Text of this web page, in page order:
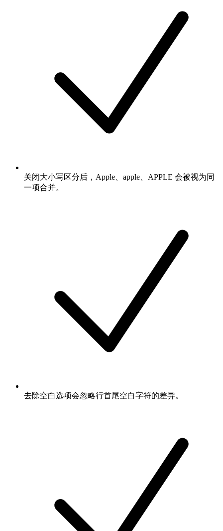
关闭大小写区分后，Apple、apple、APPLE 会被视为同
一项合并。
去除空白选项会忽略行首尾空白字符的差异。